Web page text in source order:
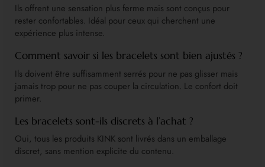
Ils offrent une sensation plus ferme mais sont conçus pour
rester confortables. Idéal pour ceux qui cherchent une
expérience plus intense.
Comment savoir si les bracelets sont bien ajustés ?
Ils doivent être suffisamment serrés pour ne pas glisser mais
jamais trop pour ne pas couper la circulation. Le confort doit
primer.
Les bracelets sont-ils discrets à l’achat ?
Oui, tous les produits KINK sont livrés dans un emballage
discret, sans mention explicite du contenu.